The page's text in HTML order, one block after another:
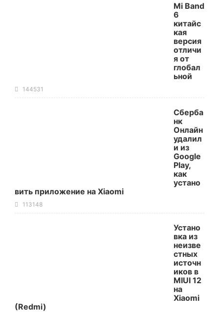
Mi Band
6
китайс
кая
версия
отличи
я от
глобал
ьной
144531
Сберба
нк
Онлайн
удалил
и из
Google
Play,
как
устано
вить приложение на Xiaomi
113148
Устано
вка из
неизве
стных
источн
иков в
MIUI 12
на
Xiaomi
(Redmi)